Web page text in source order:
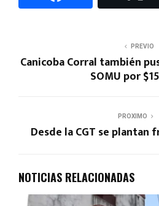
PREVIO
Canicoba Corral también
SOMU por
PROXIMO
Desde la CGT se plantan
NOTICIAS RELACIONADAS